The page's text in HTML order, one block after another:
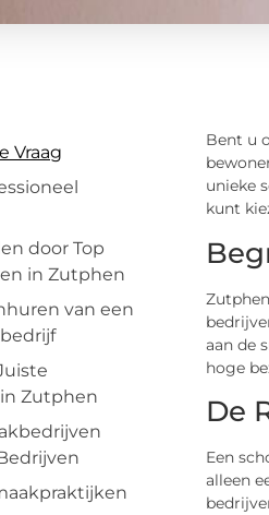
Vraag
door Top
in Zutphen
van een
Zutphen
Bent u
unieke
kunt
aan de
hoge
De
Een
alleen